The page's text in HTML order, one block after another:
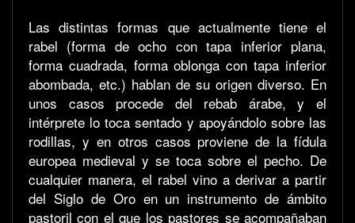
Las distintas formas que actualmente tiene el
rabel (forma de ocho con tapa inferior plana,
forma cuadrada, forma oblonga con tapa inferior
abombada, etc.) hablan de su origen diverso. En
unos casos procede del rebab árabe, y el
intérprete lo toca sentado y apoyándolo sobre las
rodillas, y en otros casos proviene de la fídula
europea medieval y se toca sobre el pecho. De
cualquier manera, el rabel vino a derivar a partir
del Siglo de Oro en un instrumento de ámbito
pastoril con el que los pastores se acompañaban